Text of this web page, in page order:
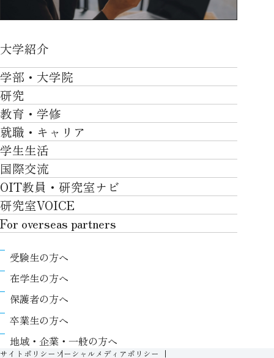
大学紹介
大学紹介TOP
OVER THE LIMIT
大学について
施設一覧
社会・地域・高大連携
川上村での取り組み
アクセス
ポリシー/コンプライアンス
卒業生VOICE
学部・大学院
学部・大学院TOP
工学部
ロボティクス＆デザイン工学部
情報科学部
知的財産学部
工学研究科
ロボティクス＆デザイン工学研究科
知的財産専門職大学院
研究
研究TOP
研究について
産官学連携
教育・学修
教育・学修TOP
卒業時質保証を担う独自の教育システム
自律学修
学習支援
リカレント教育プログラム
高大接続
教職課程
教育センター
履修、授業、試験について
シラバス
FD活動
就職・キャリア
就職・キャリアTOP
就職サポート
キャリア形成
インターンシップ
学生生活
学生生活TOP
キャンパスライフ
課外活動
学費
奨学金
生活支援
情報センター
証明書発行について（在学生向け）
保健室
学生生活に関する相談窓口
国際交流
国際交流TOP
グローバルな人材育成
国際交流プログラムについて
国際交流プログラムのサポート体制等
キャンパス内での国際交流
国際交流センター
For foreigners
OIT教員・研究室ナビ
研究室VOICE
For overseas partners
About
Research
International (Exchange students / Overseas
partners)
Contact
受験生の方へ
在学生の方へ
保護者の方へ
卒業生の方へ
地域・企業・一般の方へ
サイトポリシー ソーシャルメディアポリシー